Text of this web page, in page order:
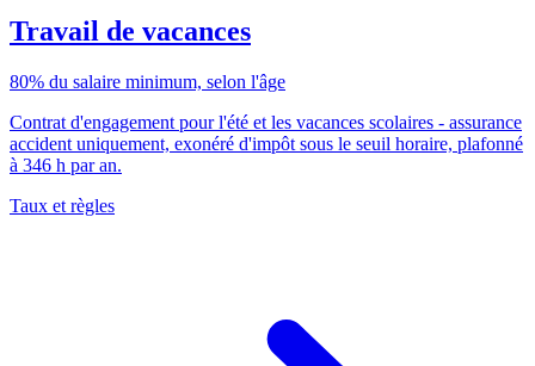
Travail de vacances
80% du salaire minimum, selon l'âge
Contrat d'engagement pour l'été et les vacances scolaires - assurance
accident uniquement, exonéré d'impôt sous le seuil horaire, plafonné
à 346 h par an.
Taux et règles